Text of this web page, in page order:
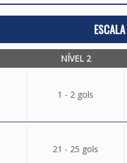
NÍVEL 2
1 - 2 gols
21 - 25 gols